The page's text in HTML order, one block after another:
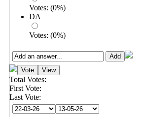
Votes: (0%)
DA
Votes: (0%)
Total Votes:
First Vote:
Last Vote: